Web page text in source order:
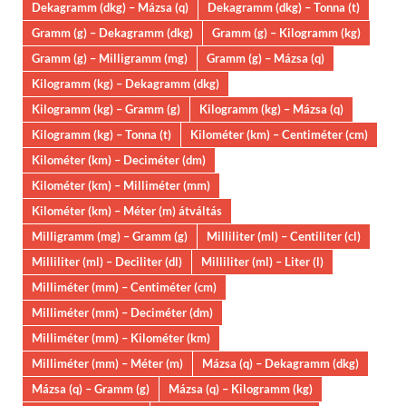
Dekagramm (dkg) – Mázsa (q)
Dekagramm (dkg) – Tonna (t)
Gramm (g) – Dekagramm (dkg)
Gramm (g) – Kilogramm (kg)
Gramm (g) – Milligramm (mg)
Gramm (g) – Mázsa (q)
Kilogramm (kg) – Dekagramm (dkg)
Kilogramm (kg) – Gramm (g)
Kilogramm (kg) – Mázsa (q)
Kilogramm (kg) – Tonna (t)
Kilométer (km) – Centiméter (cm)
Kilométer (km) – Deciméter (dm)
Kilométer (km) – Milliméter (mm)
Kilométer (km) – Méter (m) átváltás
Milligramm (mg) – Gramm (g)
Milliliter (ml) – Centiliter (cl)
Milliliter (ml) – Deciliter (dl)
Milliliter (ml) – Liter (l)
Milliméter (mm) – Centiméter (cm)
Milliméter (mm) – Deciméter (dm)
Milliméter (mm) – Kilométer (km)
Milliméter (mm) – Méter (m)
Mázsa (q) – Dekagramm (dkg)
Mázsa (q) – Gramm (g)
Mázsa (q) – Kilogramm (kg)